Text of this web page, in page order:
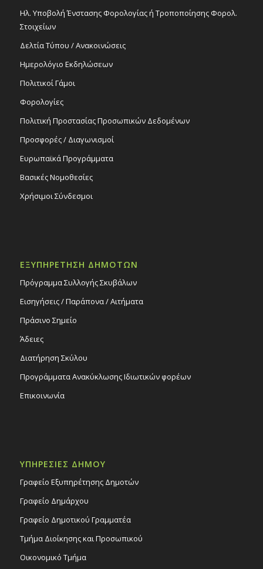
Ηλ. Υποβολή Ένστασης Φορολογίας ή Τροποποίησης Φορολ.
Στοιχείων
Δελτία Τύπου / Ανακοινώσεις
Ημερολόγιο Εκδηλώσεων
Πολιτικοί Γάμοι
Φορολογίες
Πολιτική Προστασίας Προσωπικών Δεδομένων
Προσφορές / Διαγωνισμοί
Ευρωπαϊκά Προγράμματα
Βασικές Νομοθεσίες
Χρήσιμοι Σύνδεσμοι
ΕΞΥΠΗΡΕΤΗΣΗ ΔΗΜΟΤΩΝ
Πρόγραμμα Συλλογής Σκυβάλων
Εισηγήσεις / Παράπονα / Αιτήματα
Πράσινο Σημείο
Άδειες
Διατήρηση Σκύλου
Προγράμματα Ανακύκλωσης Ιδιωτικών φορέων
Επικοινωνία
ΥΠΗΡΕΣΙΕΣ ΔΗΜΟΥ
Γραφείο Εξυπηρέτησης Δημοτών
Γραφείο Δημάρχου
Γραφείο Δημοτικού Γραμματέα
Τμήμα Διοίκησης και Προσωπικού
Οικονομικό Τμήμα